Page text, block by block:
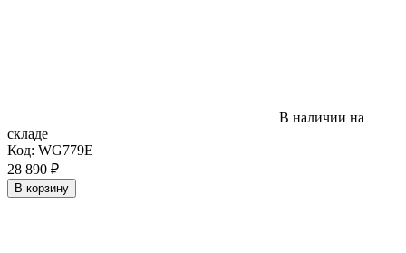
В наличии на
складе
Код: WG779E
28 890 ₽
В корзину